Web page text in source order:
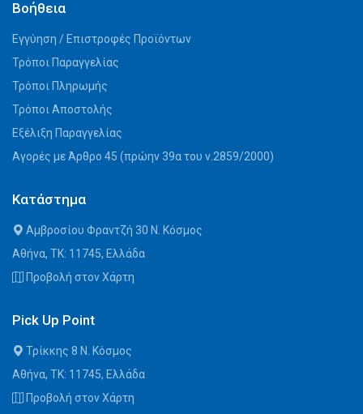
Βοήθεια
Εγγύηση / Επιστροφές Προϊόντων
Τρόποι Παραγγελίας
Τρόποι Πληρωμής
Τρόποι Αποστολής
Εξέλιξη Παραγγελίας
Αγορές με Άρθρο 45 (πρώην 39α του ν.2859/2000)
Κατάστημα
Αμβροσίου Φραντζή 30 Ν. Κόσμος
Αθήνα, ΤΚ: 11745, Ελλάδα
Προβολή στον Χάρτη
Pick Up Point
Τρίκκης 8 Ν. Κόσμος
Αθήνα, ΤΚ: 11745, Ελλάδα
Προβολή στον Χάρτη